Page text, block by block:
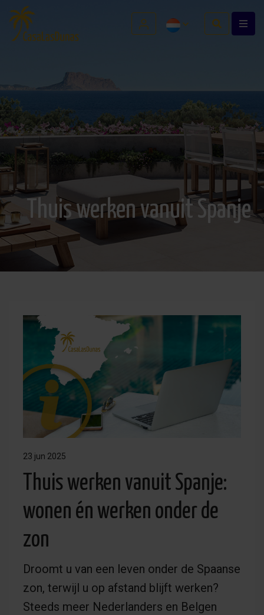
Thuis werken vanuit Spanje
23 jun 2025
Thuis werken vanuit Spanje:
wonen én werken onder de
zon
Droomt u van een leven onder de Spaanse
zon, terwijl u op afstand blijft werken?
Steeds meer Nederlanders en Belgen